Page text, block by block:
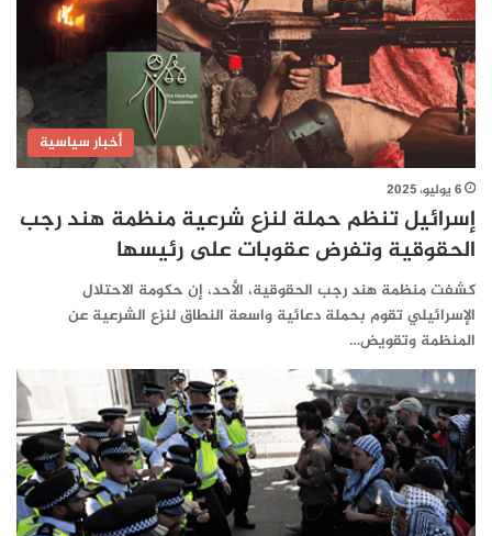
أخبار سياسية
6 يوليو، 2025
إسرائيل تنظم حملة لنزع شرعية منظمة هند رجب
الحقوقية وتفرض عقوبات على رئيسها
كشفت منظمة هند رجب الحقوقية، الأحد، إن حكومة الاحتلال
الإسرائيلي تقوم بحملة دعائية واسعة النطاق لنزع الشرعية عن
المنظمة وتقويض…